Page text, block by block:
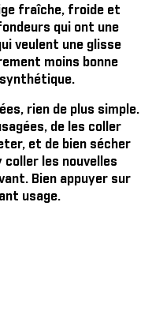
fraîche, froide et
qui ont une
veulent une glisse
moins bonne
synthétique.
rien de plus simple.
de les coller
et de bien sécher
coller les nouvelles
Bien appuyer sur
usage.